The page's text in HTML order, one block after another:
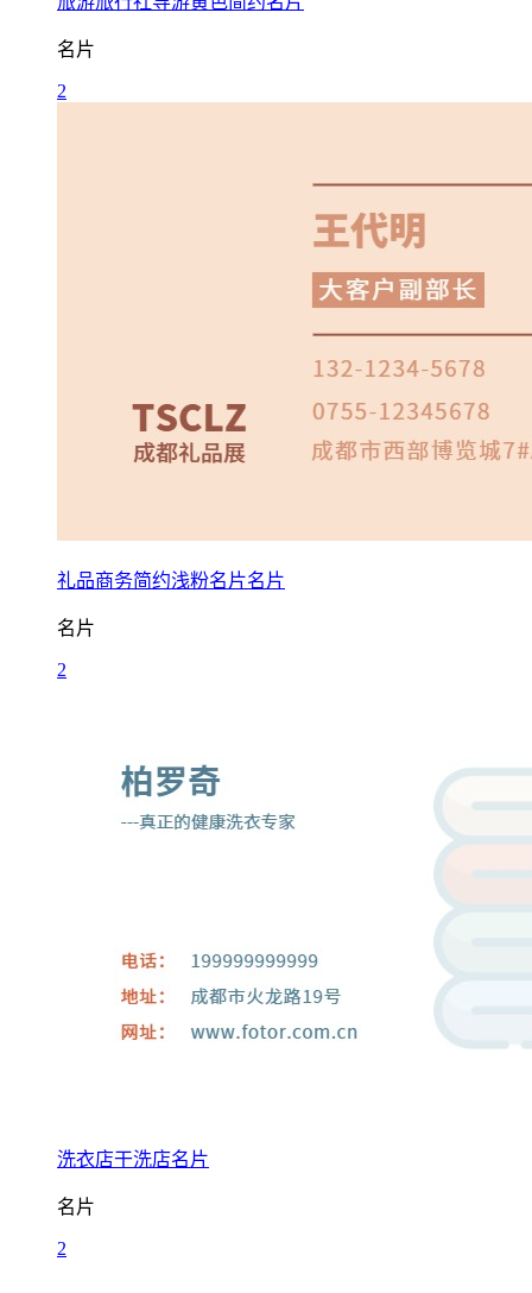
名片
2
礼品商务简约浅粉名片名片
名片
2
洗衣店干洗店名片
名片
2